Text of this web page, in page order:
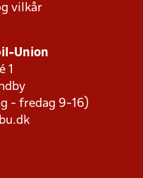
vilkår
Union
1
- fredag 9-16)